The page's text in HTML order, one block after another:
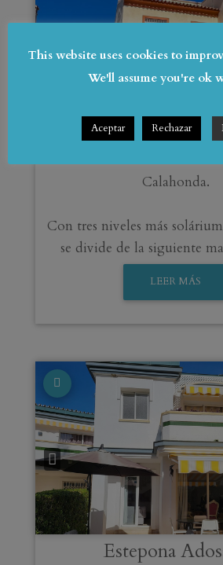
CalahondaVilla -
€880,000
333 m
Calahonda.
Con tres niveles más
se divide de la siguiente
LEER MÁS
Estepona
This website uses cookies to
We'll assume you're ok
Aceptar Rechazar